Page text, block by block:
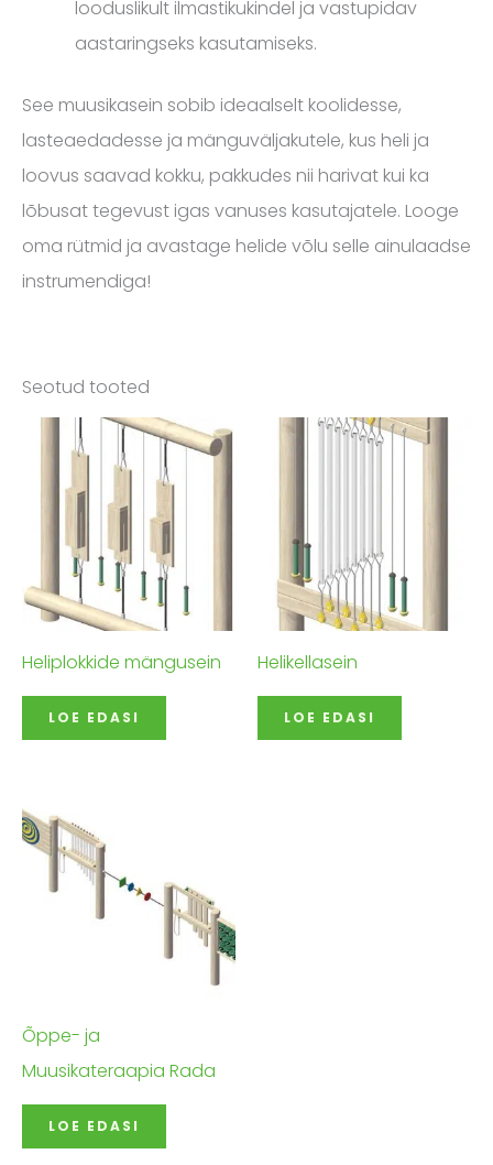
looduslikult ilmastikukindel ja vastupidav
aastaringseks kasutamiseks.
See muusikasein sobib ideaalselt koolidesse,
lasteaedadesse ja mänguväljakutele, kus heli ja
loovus saavad kokku, pakkudes nii harivat kui ka
lõbusat tegevust igas vanuses kasutajatele. Looge
oma rütmid ja avastage helide võlu selle ainulaadse
instrumendiga!
Seotud tooted
Heliplokkide mängusein
LOE EDASI
Helikellasein
LOE EDASI
Õppe- ja
Muusikateraapia Rada
LOE EDASI